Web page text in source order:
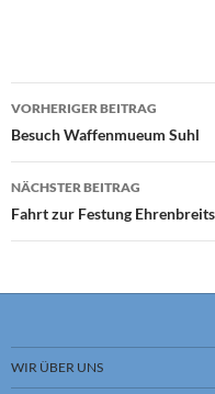
VORHERIGER BEITRAG
Besuch Waffenmueum Suhl
NÄCHSTER BEITRAG
Fahrt zur Festung
WIR ÜBER UNS